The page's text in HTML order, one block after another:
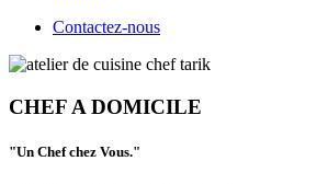
Contactez-nous
CHEF A DOMICILE
"Un Chef chez Vous."